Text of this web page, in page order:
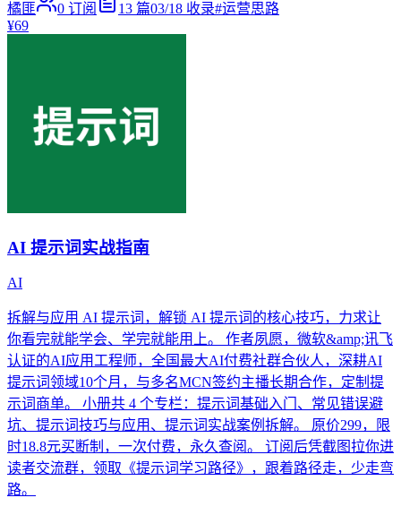
橘匪 0 订阅 13 篇03/18 收录#运营思路
¥69
AI 提示词实战指南
AI
拆解与应用 AI 提示词，解锁 AI 提示词的核心技巧，力求让
你看完就能学会、学完就能用上。 作者夙愿，微软&amp;讯飞
认证的AI应用工程师，全国最大AI付费社群合伙人，深耕AI
提示词领域10个月，与多名MCN签约主播长期合作，定制提
示词商单。 小册共 4 个专栏：提示词基础入门、常见错误避
坑、提示词技巧与应用、提示词实战案例拆解。 原价299，限
时18.8元买断制，一次付费，永久查阅。 订阅后凭截图拉你进
读者交流群，领取《提示词学习路径》，跟着路径走，少走弯
路。